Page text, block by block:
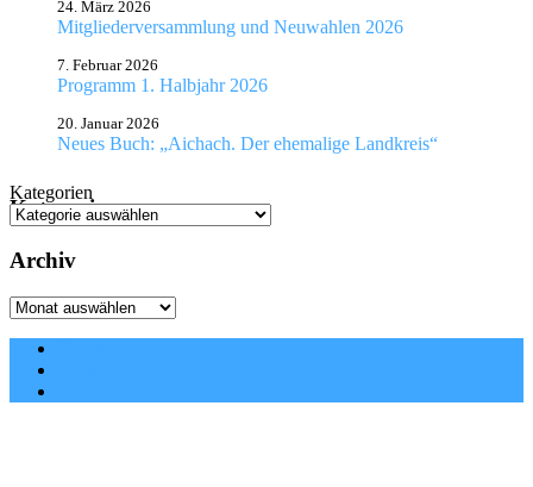
Mitgliederversammlung und Neuwahlen 2026
24. März 2026
Programm 1. Halbjahr 2026
7. Februar 2026
Neues Buch: „Aichach. Der ehemalige Landkreis“
20. Januar 2026
Kategorien
Kategorien
Archiv
Archiv